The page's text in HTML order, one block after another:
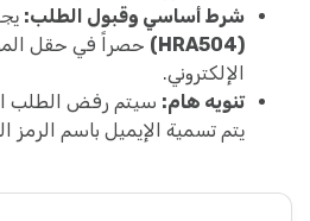
شرط أساسي وقبول الطلب:
(HRA504)
الإلكتروني.
تنويه هام: سيتم رفض الطلب
يتم تسمية الإيميل باسم الرمز